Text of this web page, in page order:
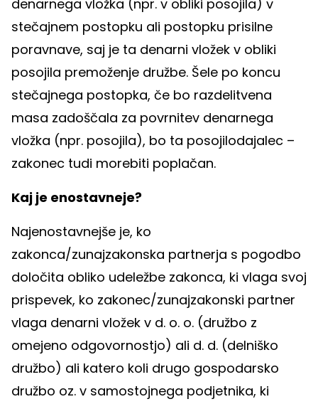
denarnega vložka (npr. v obliki posojila) v
stečajnem postopku ali postopku prisilne
poravnave, saj je ta denarni vložek v obliki
posojila premoženje družbe. Šele po koncu
stečajnega postopka, če bo razdelitvena
masa zadoščala za povrnitev denarnega
vložka (npr. posojila), bo ta posojilodajalec –
zakonec tudi morebiti poplačan.
Kaj je enostavneje?
Najenostavnejše je, ko
zakonca/zunajzakonska partnerja s pogodbo
določita obliko udeležbe zakonca, ki vlaga svoj
prispevek, ko zakonec/zunajzakonski partner
vlaga denarni vložek v d. o. o. (družbo z
omejeno odgovornostjo) ali d. d. (delniško
družbo) ali katero koli drugo gospodarsko
družbo oz. v samostojnega podjetnika, ki